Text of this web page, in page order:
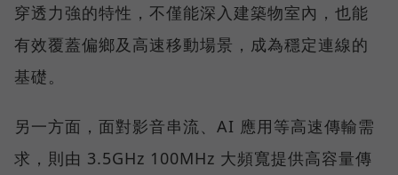
穿透力強的特性，不僅能深入建築物室內，也能
有效覆蓋偏鄉及高速移動場景，成為穩定連線的
基礎。
另一方面，面對影音串流、AI 應用等高速傳輸需
求，則由 3.5GHz 100MHz 大頻寬提供高容量傳